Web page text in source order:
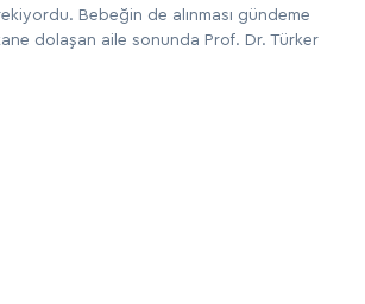
Bebeğin de alınması gündeme
dolaşan aile sonunda Prof. Dr. Türker